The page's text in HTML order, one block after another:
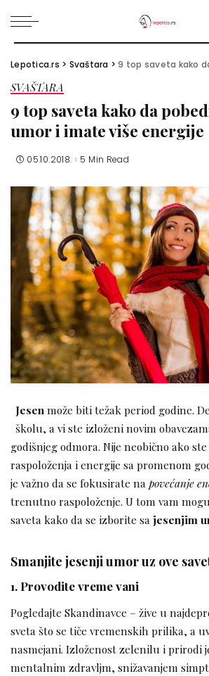
Lepotica.rs > Svaštara >9 top saveta kako da pobedite
SVAŠTARA
9 top saveta kako da
umor i imate više energije
05.10.2018. 5 Min Read
Jesen može biti težak period godine.
školu, a vi ste izloženi novim
godišnjeg odmora. Nije neobično ako
raspoloženja i energije sa promenom
je važno da se fokusirate na povećanje
trenutno raspoloženje. U tom vam
saveta kako da se izborite sa jesenjim
Smanjite jesenji umor uz ove
1. Provodite vreme vani
Pogledajte Skandinavce – žive u
sveta što se tiče vremenskih prilika, a
nasmejani. Izloženost zelenilu i prirodi
mentalnim zdravljm, snižavanjem